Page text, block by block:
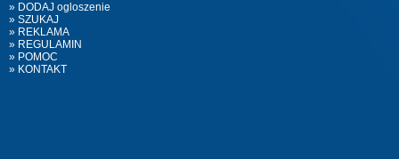
» DODAJ ogloszenie
» SZUKAJ
» REKLAMA
» REGULAMIN
» POMOC
» KONTAKT